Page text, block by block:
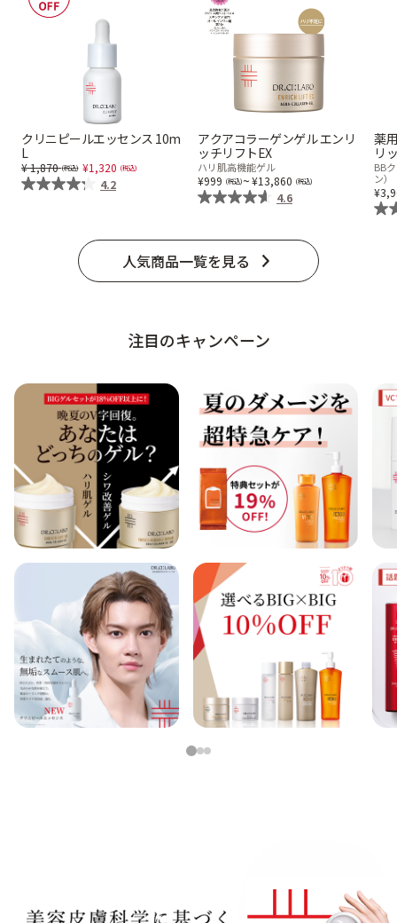
お悩みから探す TOP
ベストコスメ受賞商品
メイク・ボディ・ヘアケア
クーポン＆ポイント
アウトレット商品
定期便
クリニピールエッセンス 10m
L
Price reduced from
1,870to
1,320
4.2
アクアコラーゲンゲル エンリ
ッチリフトEX
ハリ肌高機能ゲル
999 ~ 13,860
4.6
薬
リ
BB
ン）
人気商品一覧を見る
注目のキャンペーン
123